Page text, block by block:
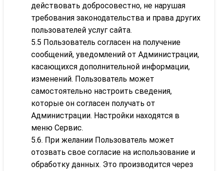
действовать добросовестно, не нарушая
требования законодательства и права других
пользователей услуг сайта.
5.5 Пользователь согласен на получение
сообщений, уведомлений от Администрации,
касающихся дополнительной информации,
изменений. Пользователь может
самостоятельно настроить сведения,
которые он согласен получать от
Администрации. Настройки находятся в
меню Сервис.
5.6. При желании Пользователь может
отозвать свое согласие на использование и
обработку данных. Это производится через